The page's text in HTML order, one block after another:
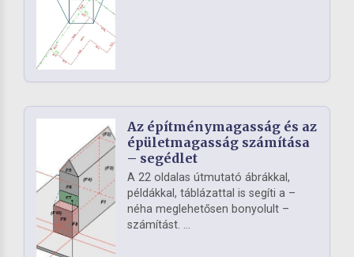
Az építménymagasság és az
épületmagasság számítása
– segédlet
A 22 oldalas útmutató ábrákkal,
példákkal, táblázattal is segíti a –
néha meglehetősen bonyolult –
számítást. ...